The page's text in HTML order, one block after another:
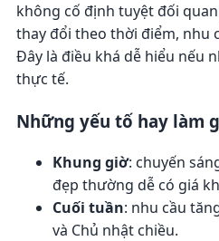
không cố định tuyệt đối
thay đổi theo thời điểm, nhu
Đây là điều khá dễ hiểu nếu
thực tế.
Những yếu tố hay làm
Khung giờ: chuyến
đẹp thường dễ có giá
Cuối tuần: nhu cầu
và Chủ nhật chiều.